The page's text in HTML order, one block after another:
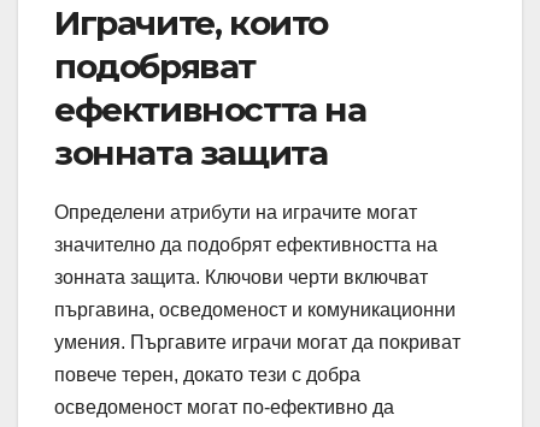
Играчите, които
подобряват
ефективността на
зонната защита
Определени атрибути на играчите могат
значително да подобрят ефективността на
зонната защита. Ключови черти включват
пъргавина, осведоменост и комуникационни
умения. Пъргавите играчи могат да покриват
повече терен, докато тези с добра
осведоменост могат по-ефективно да